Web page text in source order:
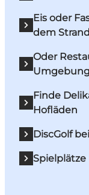
Eis oder
dem
Oder
Umgebung
Finde
Hofläden
DiscGolf
Spielplätze